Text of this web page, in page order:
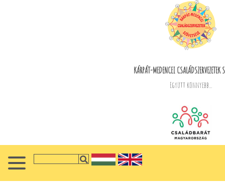
KÁRPÁT-MEDENCEI CSALÁDSZERVEZETEK
Együtt könnyebb...